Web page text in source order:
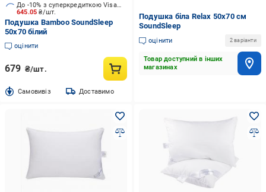
645.05₴/шт.
До -10% з суперкредиткою Visa Вигода
Подушка Bamboo SoundSleep
50x70 білий
оцінити
679 ₴/шт.
Cамовивіз Доставимо
Подушка біла Relax 50х70 см
SoundSleep
оцінити 2 варіанти
Товар доступний в інших
магазинах